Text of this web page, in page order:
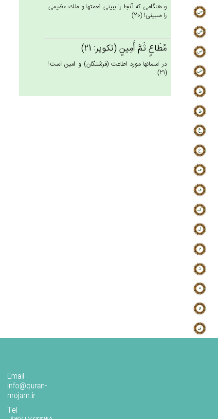
و هنگامى كه آنجا را ببينى نعمتها و ملك عظيمى
را مى‏بينى! (20)
مُطَاع‌ٍ ثَم‌َّ أَمِين‌ٍ (تكوير: 21)
در آسمانها مورد اطاعت (فرشتگان) و امين است!
(21)
Email :
info@quran-
mojam.ir
Tel :